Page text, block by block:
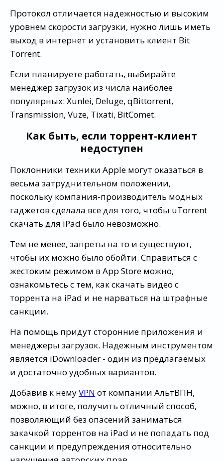
Протокол отличается надежностью и высоким
уровнем скорости загрузки, нужно лишь иметь
выход в интернет и установить клиент Bit
Torrent.
Если планируете работать, выбирайте
менеджер загрузок из числа наиболее
популярных: Xunlei, Deluge, qBittorrent,
Transmission, Vuze, Tixati, BitComet.
Как быть, если торрент-клиент
недоступен
Поклонники техники Apple могут оказаться в
весьма затруднительном положении,
поскольку компания-производитель модных
гаджетов сделала все для того, чтобы uTorrent
скачать для iPad было невозможно.
Тем не менее, запреты на то и существуют,
чтобы их можно было обойти. Справиться с
жестоким режимом в App Store можно,
ознакомьтесь с тем, как скачать видео с
торрента на iPad и не нарваться на штрафные
санкции.
На помощь придут сторонние приложения и
менеджеры загрузок. Надежным инструментом
является iDownloader - один из предлагаемых
и достаточно удобных вариантов.
Добавив к немуVPN от компании АльтВПН,
можно, в итоге, получить отличный способ,
позволяющий без опасений заниматься
закачкой торрентов на iPad и не попадать под
санкции и предупреждения относительно